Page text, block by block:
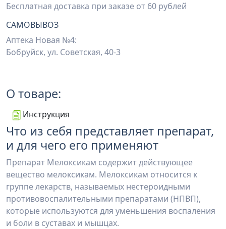
Бесплатная доставка при заказе от 60 рублей
САМОВЫВОЗ
Аптека Новая №4:
Бобруйск, ул. Советская, 40-3
О товаре:
Инструкция
Что из себя представляет препарат,
и для чего его применяют
Препарат Мелоксикам содержит действующее
вещество мелоксикам. Мелоксикам относится к
группе лекарств, называемых нестероидными
противовоспалительными препаратами (НПВП),
которые используются для уменьшения воспаления
и боли в суставах и мышцах.